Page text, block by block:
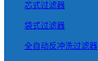
芯式过滤器
袋式过滤器
全自动反冲洗过滤器